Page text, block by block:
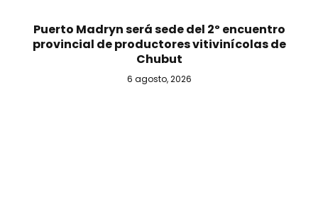
Puerto Madryn será sede del 2º encuentro
provincial de productores vitivinícolas de
Chubut
6 agosto, 2026